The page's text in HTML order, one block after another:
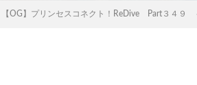
【OG】プリンセスコネクト！ReDive Part３４９